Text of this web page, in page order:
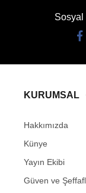
Sosyal
KURUMSAL
Hakkımızda
Künye
Yayın Ekibi
Güven ve